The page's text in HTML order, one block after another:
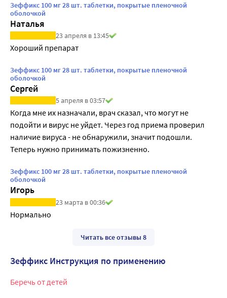
Зеффикс 100 мг 28 шт. таблетки, покрытые пленочной
оболочкой
Наталья
23 апреля в 13:45
Хороший препарат
Зеффикс 100 мг 28 шт. таблетки, покрытые пленочной
оболочкой
Сергей
5 апреля в 03:57
Когда мне их назначали, врач сказал, что могут не
подойти и вирус не уйдет. Через год приема проверил
наличие вируса - не обнаружили, значит подошли.
Теперь нужно принимать пожизненно.
Зеффикс 100 мг 28 шт. таблетки, покрытые пленочной
оболочкой
Игорь
23 марта в 00:36
Нормально
Читать все отзывы 8
Зеффикс Инструкция по применению
Беречь от детей